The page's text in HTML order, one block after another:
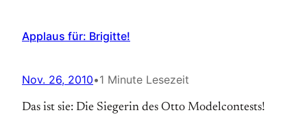
Applaus für: Brigitte!
Nov. 26, 2010•1 Minute Lesezeit
Das ist sie: Die Siegerin des Otto Modelcontests!